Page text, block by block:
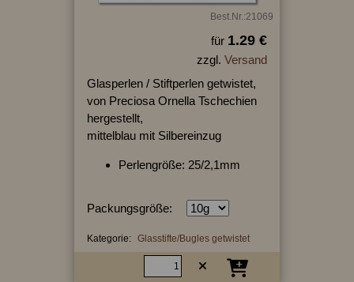
Best.Nr.:21069
für 1.29 €
zzgl. Versand
Glasperlen / Stiftperlen getwistet,
von Preciosa Ornella Tschechien
hergestellt,
mittelblau mit Silbereinzug
Perlengröße: 25/2,1mm
Packungsgröße:
Kategorie: Glasstifte/Bugles getwistet